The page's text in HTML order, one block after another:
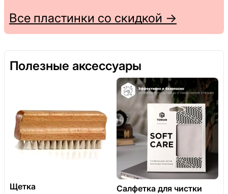
Все пластинки со скидкой →
Полезные аксессуары
Щетка Салфетка для чистки